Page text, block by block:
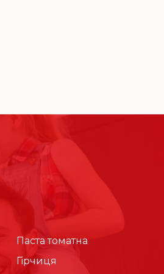
Паста томатна
Гірчиця